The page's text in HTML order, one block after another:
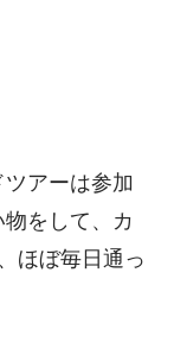
アーは参加
をして、カ
ほぼ毎日通っ